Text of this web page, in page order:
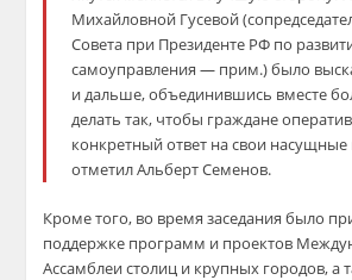
Михайловной Гусевой
Совета при Президенте РФ по
самоуправления — прим.) было
и дальше, объединившись вместе
делать так, чтобы граждане
конкретный ответ на свои
отметил Альберт Семенов.
Кроме того, во время заседания было
поддержке программ и проектов
Ассамблеи столиц и крупных городов, а